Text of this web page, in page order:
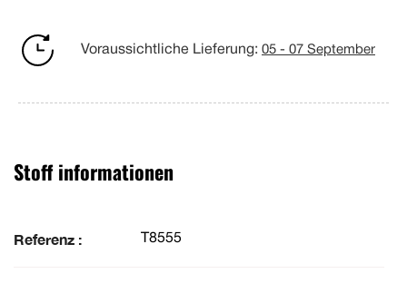
Voraussichtliche Lieferung: 05 - 07 September
Stoff informationen
Referenz : T8555